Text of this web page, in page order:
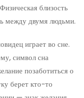
близость
между двумя людьми.
играет во сне.
символ сна
позаботиться о
берет кто-то